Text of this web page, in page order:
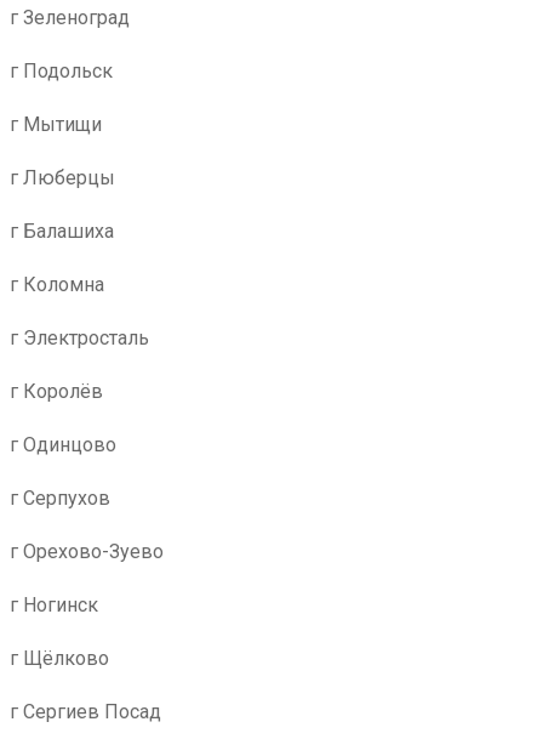
г Зеленоград
г Подольск
г Мытищи
г Люберцы
г Балашиха
г Коломна
г Электросталь
г Королёв
г Одинцово
г Серпухов
г Орехово-Зуево
г Ногинск
г Щёлково
г Сергиев Посад